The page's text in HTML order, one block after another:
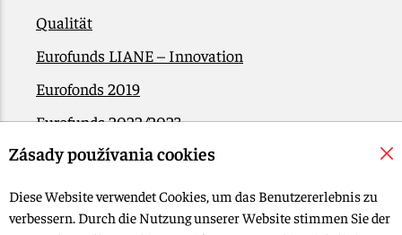
Qualität
Eurofunds LIANE – Innovation
Eurofonds 2019
Eurofunds 2022/2023
EÚ Plán obnovy
Kontakt
Zásady používania cookies
Diese Website verwendet Cookies, um das Benutzererlebnis zu
verbessern. Durch die Nutzung unserer Website stimmen Sie der